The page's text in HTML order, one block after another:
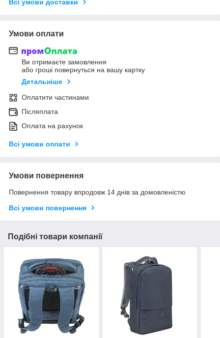
Всі умови доставки
Умови оплати
Ви отримаєте замовлення
або гроші повернуться на вашу картку
Детальніше
Оплатити частинами
Післяплата
Оплата на рахунок
Всі умови оплати
Умови повернення
Повернення товару впродовж 14 днів за домовленістю
Всі умови повернення
Подібні товари компанії